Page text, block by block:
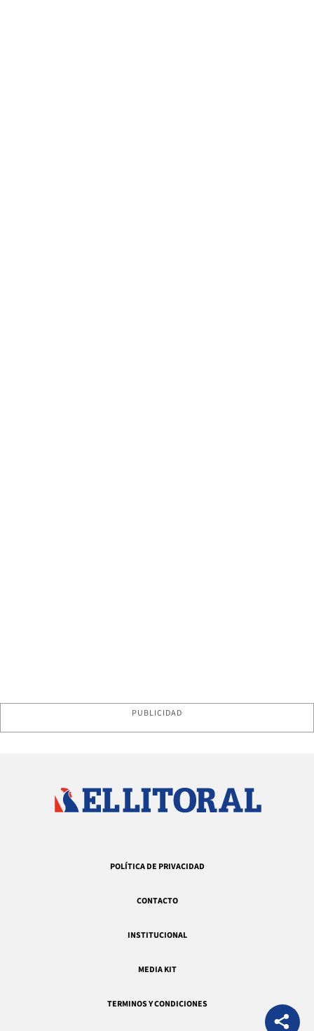
PUBLICIDAD
POLÍTICA DE PRIVACIDAD
CONTACTO
INSTITUCIONAL
MEDIA KIT
TERMINOS Y CONDICIONES